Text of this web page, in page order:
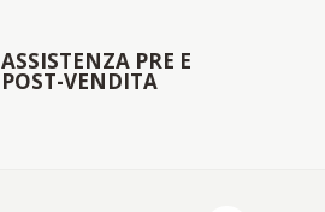
ASSISTENZA PRE E
POST-VENDITA